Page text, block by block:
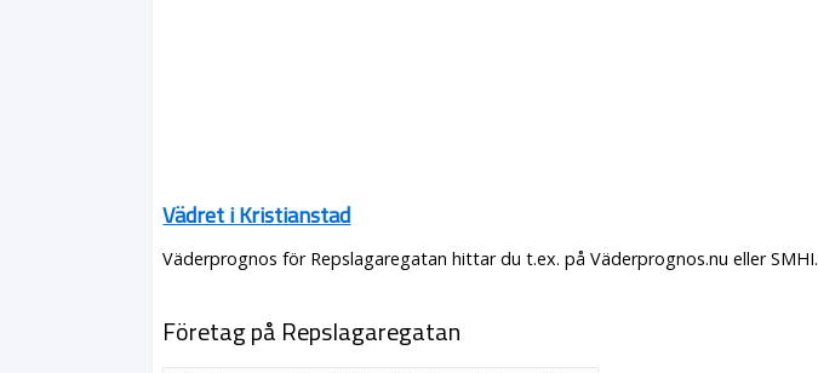
Vädret i Kristianstad
Väderprognos för Repslagaregatan hittar du t.ex. på Väderprognos.nu eller SMHI.
Företag på Repslagaregatan